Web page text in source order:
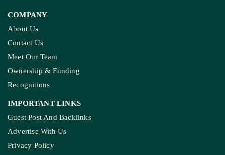
COMPANY
About Us
Contact Us
Meet Our Team
Ownership & Funding
Recognitions
IMPORTANT LINKS
Guest Post And Backlinks
Advertise With Us
Privacy Policy